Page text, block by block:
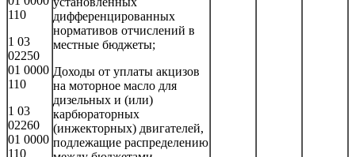
110
1 03
02250
01 0000
110
1 03
02260
01 0000
110
дифференцированных
нормативов отчислений в
местные бюджеты;
Доходы от уплаты акцизов
на моторное масло для
дизельных и (или)
карбюраторных
(инжекторных) двигателей,
подлежащие распределению